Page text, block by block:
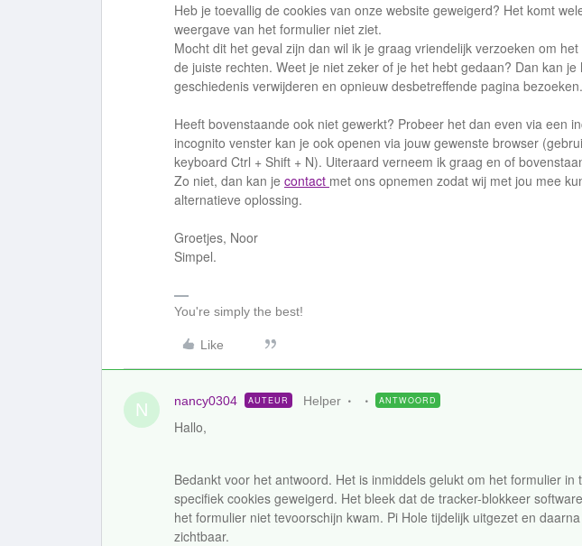
Heb je toevallig de cookies van onze website geweigerd? Het komt
weergave van het formulier niet ziet.
Mocht dit het geval zijn dan wil ik je graag vriendelijk verzoeken om
de juiste rechten. Weet je niet zeker of je het hebt gedaan? Dan kan
geschiedenis verwijderen en opnieuw desbetreffende pagina bezoeken.
Heeft bovenstaande ook niet gewerkt? Probeer het dan even via een
incognito venster kan je ook openen via jouw gewenste browser
keyboard Ctrl + Shift + N). Uiteraard verneem ik graag en of
Zo niet, dan kan je contact met ons opnemen zodat wij met jou mee
alternatieve oplossing.
Groetjes, Noor
Simpel.
You're simply the best!
Like
N nancy0304 AUTEUR Helper ANTWOORD
Hallo,
Bedankt voor het antwoord. Het is inmiddels gelukt om het formulier in
specifiek cookies geweigerd. Het bleek dat de tracker-blokkeer
het formulier niet tevoorschijn kwam. Pi Hole tijdelijk uitgezet en
zichtbaar.